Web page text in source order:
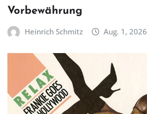
Vorbewährung
Heinrich Schmitz Aug. 1, 2026